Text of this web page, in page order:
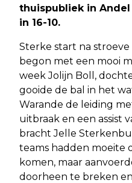
thuispubliek in
in 16-10.
Sterke start na
begon met een mooi
week Jolijn Boll,
gooide de bal in het
Warande de leiding
uitbraak en een assist
bracht Jelle
teams hadden moeite
komen, maar
doorheen te breken